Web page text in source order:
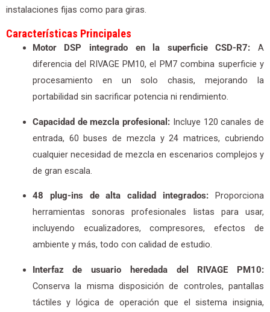
instalaciones fijas como para giras.
Características Principales
Motor DSP integrado en la superficie CSD-R7: A
diferencia del RIVAGE PM10, el PM7 combina superficie y
procesamiento en un solo chasis, mejorando la
portabilidad sin sacrificar potencia ni rendimiento.
Capacidad de mezcla profesional: Incluye 120 canales de
entrada, 60 buses de mezcla y 24 matrices, cubriendo
cualquier necesidad de mezcla en escenarios complejos y
de gran escala.
48 plug-ins de alta calidad integrados: Proporciona
herramientas sonoras profesionales listas para usar,
incluyendo ecualizadores, compresores, efectos de
ambiente y más, todo con calidad de estudio.
Interfaz de usuario heredada del RIVAGE PM10:
Conserva la misma disposición de controles, pantallas
táctiles y lógica de operación que el sistema insignia,